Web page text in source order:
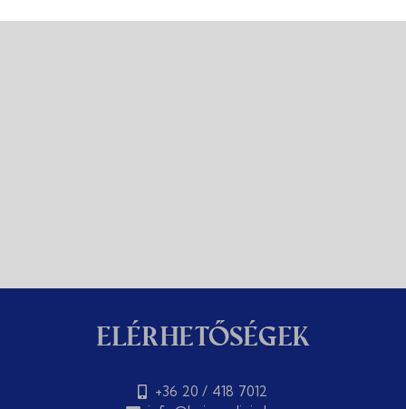
Elérhetőségek
+36 20 / 418 7012